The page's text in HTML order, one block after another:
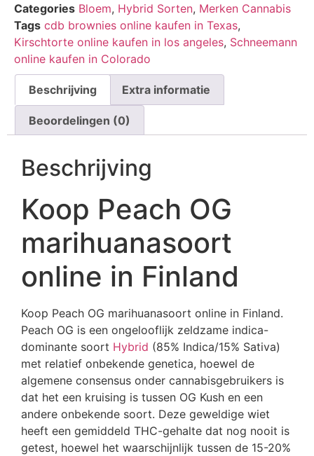
Categories Bloem, Hybrid Sorten, Merken Cannabis
Tags cdb brownies online kaufen in Texas,
Kirschtorte online kaufen in los angeles, Schneemann
online kaufen in Colorado
Beschrijving Extra informatie
Beoordelingen (0)
Beschrijving
Koop Peach OG
marihuanasoort
online in Finland
Koop Peach OG marihuanasoort online in Finland.
Peach OG is een ongelooflijk zeldzame indica-
dominante soort Hybrid (85% Indica/15% Sativa)
met relatief onbekende genetica, hoewel de
algemene consensus onder cannabisgebruikers is
dat het een kruising is tussen OG Kush en een
andere onbekende soort. Deze geweldige wiet
heeft een gemiddeld THC-gehalte dat nog nooit is
getest, hoewel het waarschijnlijk tussen de 15-20%